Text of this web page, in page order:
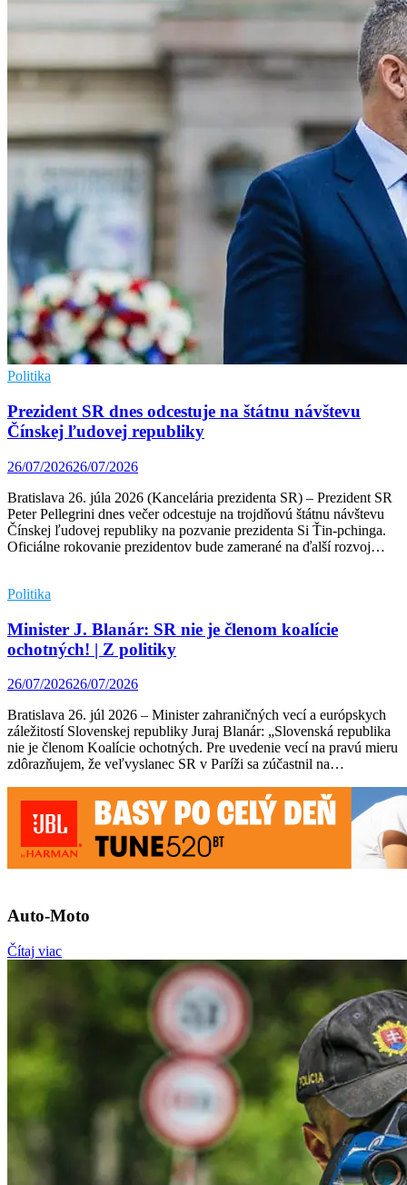
Politika
Prezident SR dnes odcestuje na štátnu návštevu
Čínskej ľudovej republiky
26/07/202626/07/2026
Bratislava 26. júla 2026 (Kancelária prezidenta SR) – Prezident SR
Peter Pellegrini dnes večer odcestuje na trojdňovú štátnu návštevu
Čínskej ľudovej republiky na pozvanie prezidenta Si Ťin-pchinga.
Oficiálne rokovanie prezidentov bude zamerané na ďalší rozvoj…
Politika
Minister J. Blanár: SR nie je členom koalície
ochotných! | Z politiky
26/07/202626/07/2026
Bratislava 26. júl 2026 – Minister zahraničných vecí a európskych
záležitostí Slovenskej republiky Juraj Blanár: „Slovenská republika
nie je členom Koalície ochotných. Pre uvedenie vecí na pravú mieru
zdôrazňujem, že veľvyslanec SR v Paríži sa zúčastnil na…
Auto-Moto
Čítaj viac